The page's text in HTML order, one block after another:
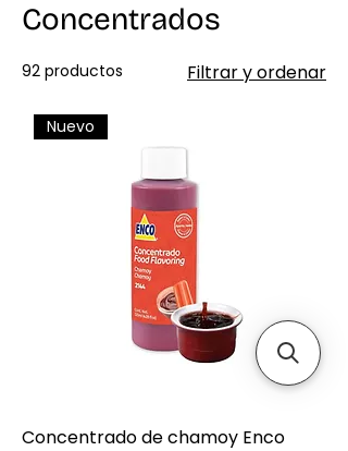
Concentrados
92 productos Filtrar y ordenar
Nuevo
Concentrado de chamoy Enco